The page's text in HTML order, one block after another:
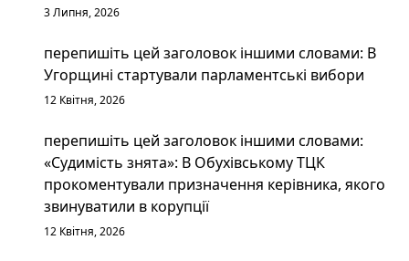
3 Липня, 2026
перепишіть цей заголовок іншими словами: В
Угорщині стартували парламентські вибори
12 Квітня, 2026
перепишіть цей заголовок іншими словами:
«Судимість знята»: В Обухівському ТЦК
прокоментували призначення керівника, якого
звинуватили в корупції
12 Квітня, 2026